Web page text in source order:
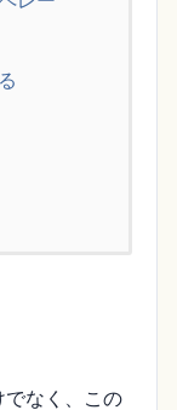
でなく、この